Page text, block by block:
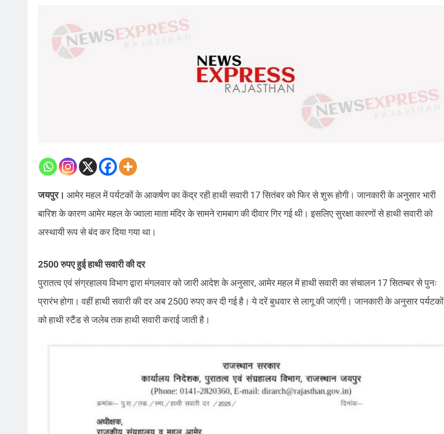
जयपुर। आमेर महल में पर्यटकों के आकर्षण का केंद्र रही हाथी सवारी 17 सितंबर को फिर से शुरू होगी। जानकारी के अनुसार भारी
बारिश के कारण आमेर महल के ज्वाला माता मंदिर के सामने रामबाग की दीवार गिर गई थी। इसलिए सुरक्षा कारणों से हाथी सवारी को
अस्थायी रूप से बंद कर दिया गया था।
2500 रुपए हुई हाथी सवारी की दर
पुरातत्व एवं संग्रहालय विभाग द्वारा मंगलवार को जारी आदेश के अनुसार, आमेर महल में हाथी सवारी का संचालन 17 सितम्बर से पुनः
प्रारंभ होगा। वहीं हाथी सवारी की दर अब 2500 रुपए कर दी गई है। ये दरें बुधवार से लागू की जाएंगी। जानकारी के अनुसार पर्यटकों
को हाथी स्टैंड से जलेब तक हाथी सवारी कराई जाती है।